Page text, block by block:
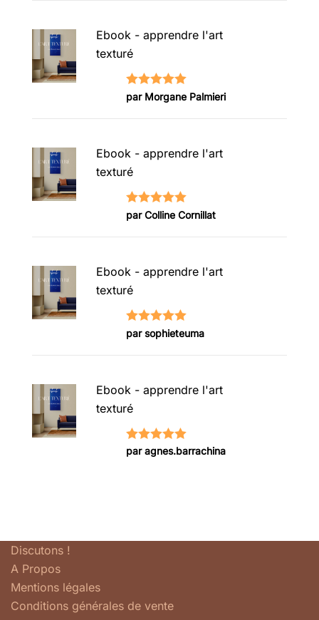
Ebook - apprendre l'art
texturé
Note5sur
par Morgane Palmieri
Ebook - apprendre l'art
texturé
Note5sur
par Colline Cornillat
Ebook - apprendre l'art
texturé
Note5sur
par sophieteuma
Ebook - apprendre l'art
texturé
Note5sur
par agnes.barrachina
Discutons !
A Propos
Mentions légales
Conditions générales de vente